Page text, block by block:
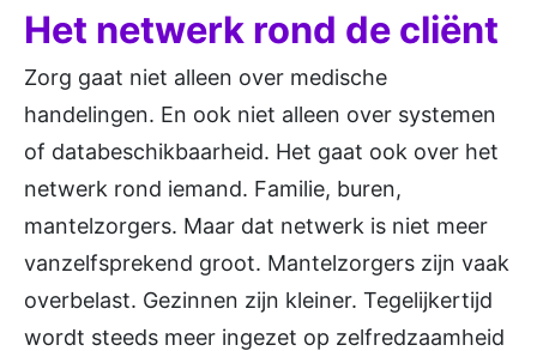
Het netwerk rond de cliënt
Zorg gaat niet alleen over medische
handelingen. En ook niet alleen over systemen
of databeschikbaarheid. Het gaat ook over het
netwerk rond iemand. Familie, buren,
mantelzorgers. Maar dat netwerk is niet meer
vanzelfsprekend groot. Mantelzorgers zijn vaak
overbelast. Gezinnen zijn kleiner. Tegelijkertijd
wordt steeds meer ingezet op zelfredzaamheid